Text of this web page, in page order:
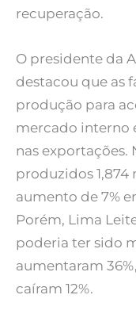
recuperação.
O presidente da
destacou que as
produção para
mercado interno
nas exportações.
produzidos 1,874
aumento de 7%
Porém, Lima
poderia ter sido
aumentaram
caíram 12%.